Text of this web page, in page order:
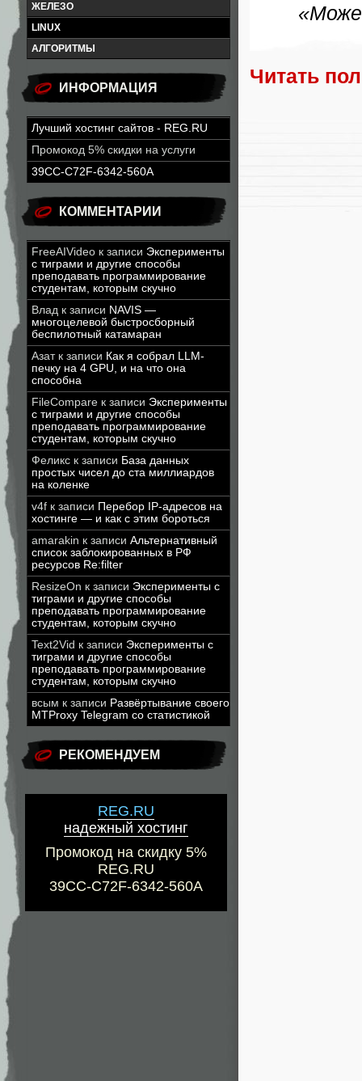
ЖЕЛЕЗО
LINUX
АЛГОРИТМЫ
ИНФОРМАЦИЯ
Лучший хостинг сайтов - REG.RU
Промокод 5% скидки на услуги
39CC-C72F-6342-560A
КОММЕНТАРИИ
FreeAIVideo к записи Эксперименты
с тиграми и другие способы
преподавать программирование
студентам, которым скучно
Влад к записи NAVIS —
многоцелевой быстросборный
беспилотный катамаран
Азатк записи Как я собрал LLM-
печку на 4 GPU, и на что она
способна
FileCompare к записи Эксперименты
с тиграми и другие способы
преподавать программирование
студентам, которым скучно
Феликс к записи База данных
простых чисел до ста миллиардов
на коленке
v4f к записи Перебор IP-адресов на
хостинге — и как с этим бороться
amarakin к записи Альтернативный
список заблокированных в РФ
ресурсов Re:filter
ResizeOn к записи Эксперименты с
тиграми и другие способы
преподавать программирование
студентам, которым скучно
Text2Vid к записи Эксперименты с
тиграми и другие способы
преподавать программирование
студентам, которым скучно
всым к записи Развёртывание своего
MTProxy Telegram со статистикой
РЕКОМЕНДУЕМ
REG.RU
надежный хостинг
Промокод на скидку 5%
REG.RU
39CC-C72F-6342-560A
Читать